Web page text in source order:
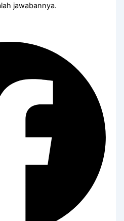
jawabannya.